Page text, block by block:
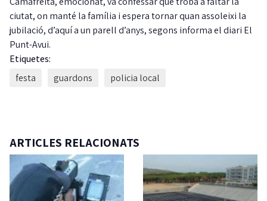
ciutat, on manté la família i espera tornar quan assoleixi la
jubilació, d’aquí a un parell d’anys, segons informa el diari El
Punt-Avui.
Etiquetes:
festa
guardons policia local
ARTICLES RELACIONATS